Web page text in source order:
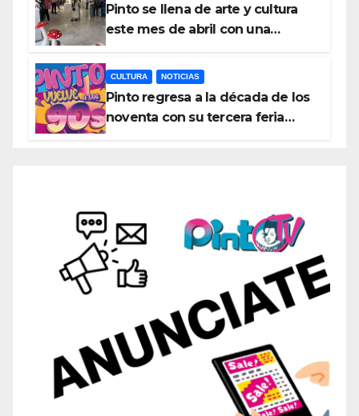
Pinto se llena de arte y cultura
este mes de abril con una
exposiciones y espectáculos
CULTURA NOTICIAS
Pinto regresa a la década de los
noventa con su tercera feria